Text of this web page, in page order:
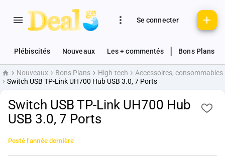
Se connecter
Plébiscités Nouveaux Les + commentés Bons Plans
AccueilNouveaux Bons Plans High-tech
Accessoires, consommables
Switch USB TP-Link UH700 Hub USB 3.0, 7 Ports
Switch USB TP-Link UH700 Hub
USB 3.0, 7 Ports
Posté l’année dernière